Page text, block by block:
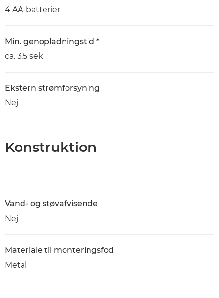
4 AA-batterier
Min. genopladningstid *
ca. 3,5 sek.
Ekstern strømforsyning
Nej
Konstruktion
Vand- og støvafvisende
Nej
Materiale til monteringsfod
Metal